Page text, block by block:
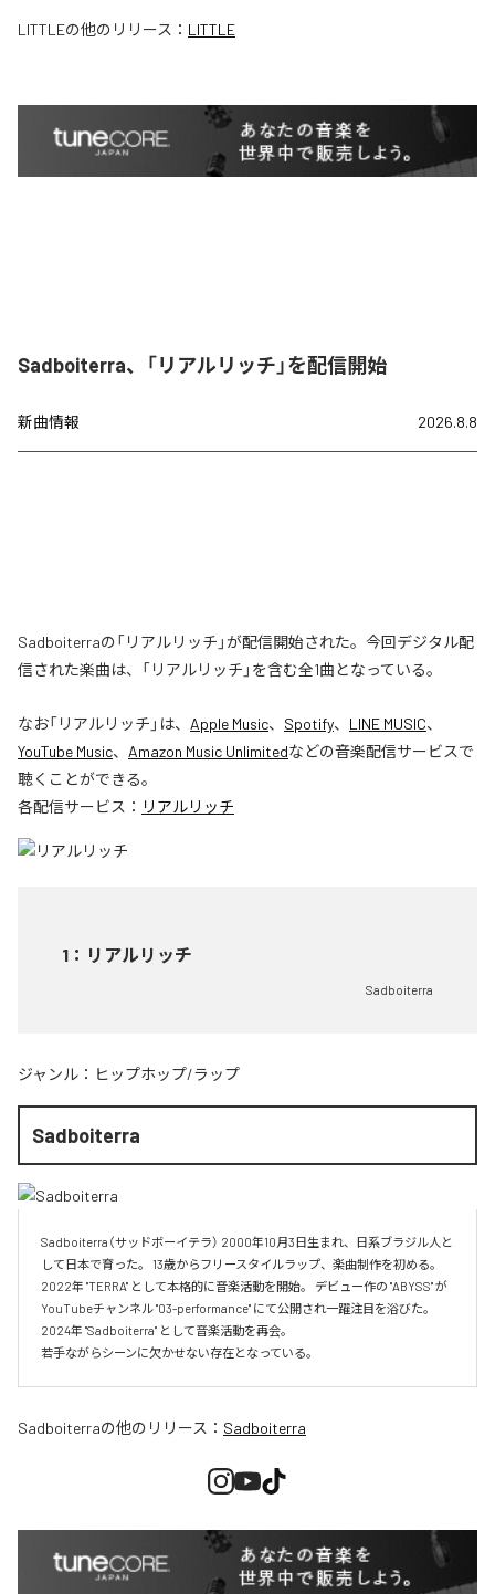
LITTLEの他のリリース： LITTLE
Sadboiterra、「リアルリッチ」を配信開始
新曲情報 2026.8.8
Sadboiterraの「リアルリッチ」が配信開始された。今回デジタル配
信された楽曲は、「リアルリッチ」を含む全1曲となっている。
なお「リアルリッチ 」は、 Apple Music、 Spotify、 LINE MUSIC、
YouTube Music、 Amazon Music Unlimitedなどの音楽配信サービスで
聴くことができる。
各配信サービス： リアルリッチ
1 ： リアルリッチ
Sadboiterra
ジャンル： ヒップホップ/ラップ
Sadboiterra
Sadboiterra（サッドボーイテラ） 2000年10月3日生まれ、日系ブラジル人と
して日本で育った。 13歳からフリースタイルラップ、楽曲制作を初める。
2022年 "TERRA" として本格的に音楽活動を開始。 デビュー作の "ABYSS" が
YouTubeチャンネル "03-performance" にて公開され一躍注目を浴びた。
2024年 "Sadboiterra" として音楽活動を再会。
若手ながらシーンに欠かせない存在となっている。
Sadboiterraの他のリリース： Sadboiterra